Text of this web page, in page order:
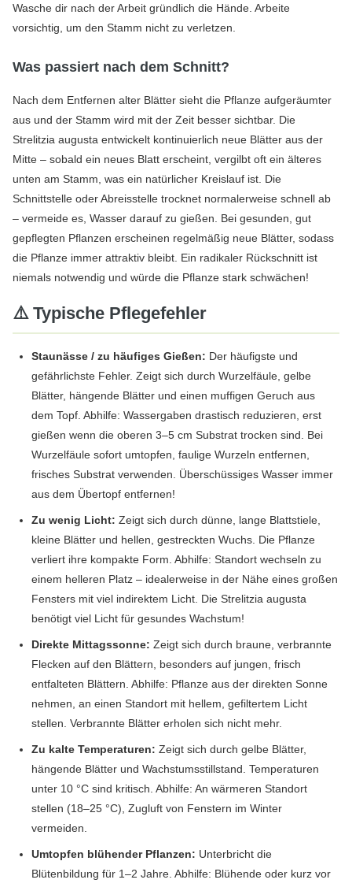
Wasche dir nach der Arbeit gründlich die Hände. Arbeite
vorsichtig, um den Stamm nicht zu verletzen.
Was passiert nach dem Schnitt?
Nach dem Entfernen alter Blätter sieht die Pflanze aufgeräumter
aus und der Stamm wird mit der Zeit besser sichtbar. Die
Strelitzia augusta entwickelt kontinuierlich neue Blätter aus der
Mitte – sobald ein neues Blatt erscheint, vergilbt oft ein älteres
unten am Stamm, was ein natürlicher Kreislauf ist. Die
Schnittstelle oder Abreisstelle trocknet normalerweise schnell ab
– vermeide es, Wasser darauf zu gießen. Bei gesunden, gut
gepflegten Pflanzen erscheinen regelmäßig neue Blätter, sodass
die Pflanze immer attraktiv bleibt. Ein radikaler Rückschnitt ist
niemals notwendig und würde die Pflanze stark schwächen!
⚠️ Typische Pflegefehler
Staunässe / zu häufiges Gießen: Der häufigste und
gefährlichste Fehler. Zeigt sich durch Wurzelfäule, gelbe
Blätter, hängende Blätter und einen muffigen Geruch aus
dem Topf. Abhilfe: Wassergaben drastisch reduzieren, erst
gießen wenn die oberen 3–5 cm Substrat trocken sind. Bei
Wurzelfäule sofort umtopfen, faulige Wurzeln entfernen,
frisches Substrat verwenden. Überschüssiges Wasser immer
aus dem Übertopf entfernen!
Zu wenig Licht: Zeigt sich durch dünne, lange Blattstiele,
kleine Blätter und hellen, gestreckten Wuchs. Die Pflanze
verliert ihre kompakte Form. Abhilfe: Standort wechseln zu
einem helleren Platz – idealerweise in der Nähe eines großen
Fensters mit viel indirektem Licht. Die Strelitzia augusta
benötigt viel Licht für gesundes Wachstum!
Direkte Mittagssonne: Zeigt sich durch braune, verbrannte
Flecken auf den Blättern, besonders auf jungen, frisch
entfalteten Blättern. Abhilfe: Pflanze aus der direkten Sonne
nehmen, an einen Standort mit hellem, gefiltertem Licht
stellen. Verbrannte Blätter erholen sich nicht mehr.
Zu kalte Temperaturen: Zeigt sich durch gelbe Blätter,
hängende Blätter und Wachstumsstillstand. Temperaturen
unter 10 °C sind kritisch. Abhilfe: An wärmeren Standort
stellen (18–25 °C), Zugluft von Fenstern im Winter
vermeiden.
Umtopfen blühender Pflanzen: Unterbricht die
Blütenbildung für 1–2 Jahre. Abhilfe: Blühende oder kurz vor